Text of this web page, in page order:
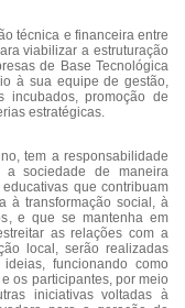
técnica e financeira entre
viabilizar a estruturação
de Base Tecnológica
à sua equipe de gestão,
incubados, promoção de
estratégicas.
tem a responsabilidade
a sociedade de maneira
que contribuam
à transformação social, à
e que se mantenha em
as relações com a
local, serão realizadas
funcionando como
os participantes, por meio
iniciativas voltadas à